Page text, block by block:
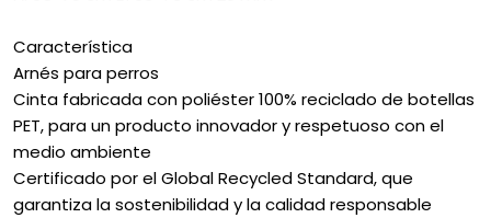
Característica
Arnés para perros
Cinta fabricada con poliéster 100% reciclado de botellas
PET, para un producto innovador y respetuoso con el
medio ambiente
Certificado por el Global Recycled Standard, que
garantiza la sostenibilidad y la calidad responsable